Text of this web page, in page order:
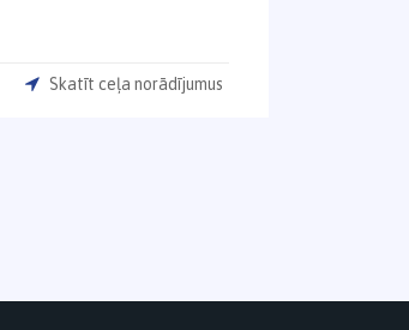
Skatīt ceļa norādījumus